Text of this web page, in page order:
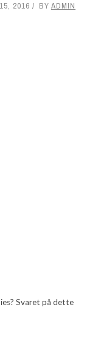
2016 BY ADMIN
Svaret på dette